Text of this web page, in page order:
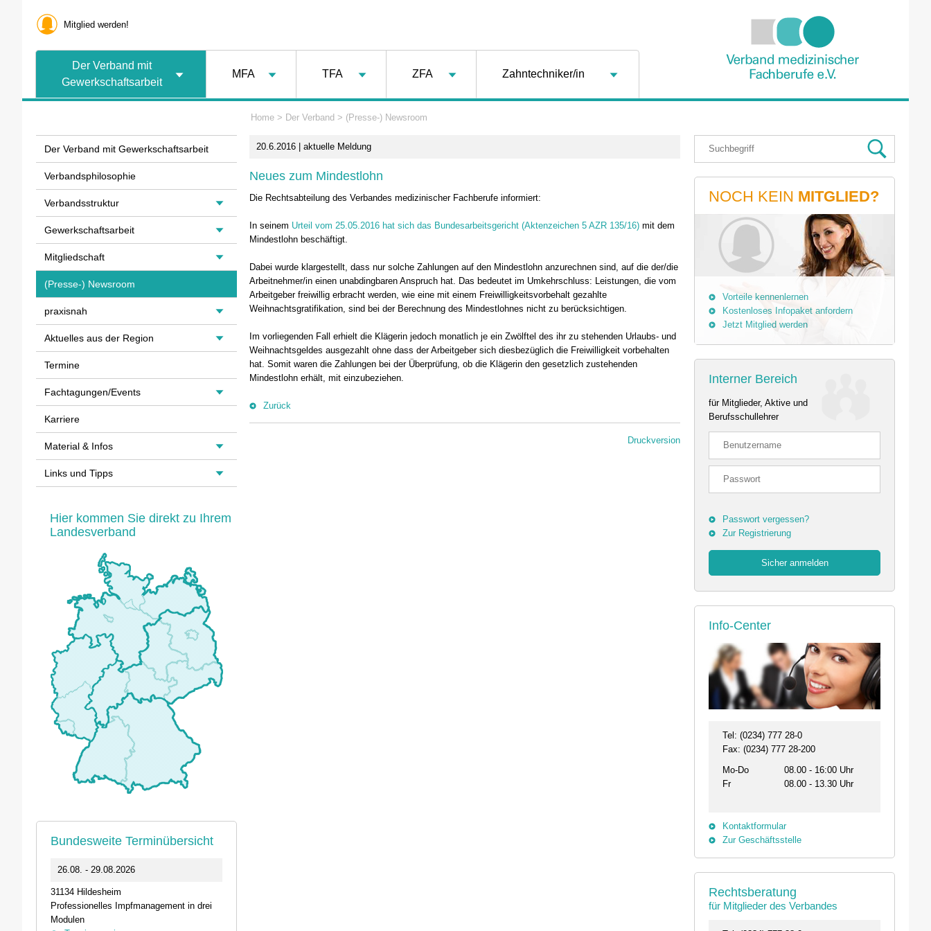
Mitglied werden!
Der Verband mit
Gewerkschaftsarbeit
MFA TFA ZFA Zahntechniker/in
Home > Der Verband > (Presse-) Newsroom
20.6.2016 | aktuelle Meldung
Neues zum Mindestlohn
Die Rechtsabteilung des Verbandes medizinischer Fachberufe informiert:
In seinem Urteil vom 25.05.2016 hat sich das Bundesarbeitsgericht (Aktenzeichen 5 AZR 135/16) mit dem
Mindestlohn beschäftigt.
Dabei wurde klargestellt, dass nur solche Zahlungen auf den Mindestlohn anzurechnen sind, auf die der/die
Arbeitnehmer/in einen unabdingbaren Anspruch hat. Das bedeutet im Umkehrschluss: Leistungen, die vom
Arbeitgeber freiwillig erbracht werden, wie eine mit einem Freiwilligkeitsvorbehalt gezahlte
Weihnachtsgratifikation, sind bei der Berechnung des Mindestlohnes nicht zu berücksichtigen.
Im vorliegenden Fall erhielt die Klägerin jedoch monatlich je ein Zwölftel des ihr zu stehenden Urlaubs- und
Weihnachtsgeldes ausgezahlt ohne dass der Arbeitgeber sich diesbezüglich die Freiwilligkeit vorbehalten
hat. Somit waren die Zahlungen bei der Überprüfung, ob die Klägerin den gesetzlich zustehenden
Mindestlohn erhält, mit einzubeziehen.
Zurück
Druckversion
NOCH KEIN MITGLIED?
Vorteile kennenlernen
Kostenloses Infopaket anfordern
Jetzt Mitglied werden
Interner Bereich
für Mitglieder, Aktive und
Berufsschullehrer
Passwort vergessen?
Zur Registrierung
Info-Center
Tel: (0234) 777 28-0
Fax: (0234) 777 28-200
Mo-Do
08.00 - 16:00 Uhr
Fr
08.00 - 13.30 Uhr
Kontaktformular
Zur Geschäftsstelle
Rechtsberatung
für Mitglieder des Verbandes
Der Verband mit Gewerkschaftsarbeit
Verbandsphilosophie
Verbandsstruktur
Gewerkschaftsarbeit
Mitgliedschaft
(Presse-) Newsroom
praxisnah
Aktuelles aus der Region
Termine
Fachtagungen/Events
Karriere
Material & Infos
Links und Tipps
Hier kommen Sie direkt zu Ihrem
Landesverband
Bundesweite Terminübersicht
26.08. - 29.08.2026
31134 Hildesheim
Professionelles Impfmanagement in drei
Modulen
26.08. - 29.08.2026
31134 Hildesheim
Professionelles Impfmanagement in drei
11.09.2026 19:00